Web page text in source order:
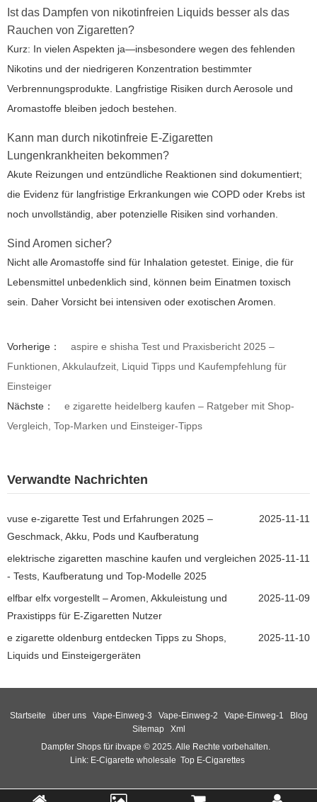
Ist das Dampfen von nikotinfreien Liquids besser als das
Rauchen von Zigaretten?
Kurz: In vielen Aspekten ja—insbesondere wegen des fehlenden
Nikotins und der niedrigeren Konzentration bestimmter
Verbrennungsprodukte. Langfristige Risiken durch Aerosole und
Aromastoffe bleiben jedoch bestehen.
Kann man durch nikotinfreie E-Zigaretten
Lungenkrankheiten bekommen?
Akute Reizungen und entzündliche Reaktionen sind dokumentiert;
die Evidenz für langfristige Erkrankungen wie COPD oder Krebs ist
noch unvollständig, aber potenzielle Risiken sind vorhanden.
Sind Aromen sicher?
Nicht alle Aromastoffe sind für Inhalation getestet. Einige, die für
Lebensmittel unbedenklich sind, können beim Einatmen toxisch
sein. Daher Vorsicht bei intensiven oder exotischen Aromen.
Vorherige：
aspire e shisha Test und Praxisbericht 2025 –
Funktionen, Akkulaufzeit, Liquid Tipps und Kaufempfehlung für
Einsteiger
Nächste：
e zigarette heidelberg kaufen – Ratgeber mit Shop-
Vergleich, Top-Marken und Einsteiger-Tipps
Verwandte Nachrichten
2025-11-11
vuse e-zigarette Test und Erfahrungen 2025 –
Geschmack, Akku, Pods und Kaufberatung
2025-11-11
elektrische zigaretten maschine kaufen und vergleichen
- Tests, Kaufberatung und Top-Modelle 2025
2025-11-09
elfbar elfx vorgestellt – Aromen, Akkuleistung und
Praxistipps für E-Zigaretten Nutzer
2025-11-10
e zigarette oldenburg entdecken Tipps zu Shops,
Liquids und Einsteigergeräten
Startseite über uns Vape-Einweg-3 Vape-Einweg-2 Vape-Einweg-1
Blog
Sitemap
Xml
Dampfer Shops für ibvape © 2025. Alle Rechte vorbehalten.
Link: E-Cigarette wholesale Top E-Cigarettes